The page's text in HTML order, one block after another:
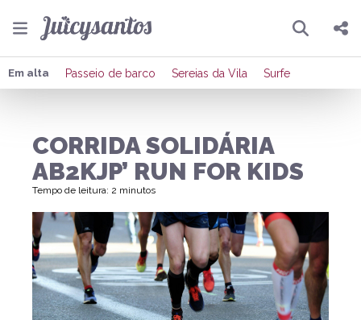
Pesquisar
Compartilhar
Enviar por Whatsapp
Publicar no X
Em alta Passeio de barco Sereias da Vila Surfe
CORRIDA SOLIDÁRIA
AB2KJP’ RUN FOR KIDS
Tempo de leitura: 2 minutos